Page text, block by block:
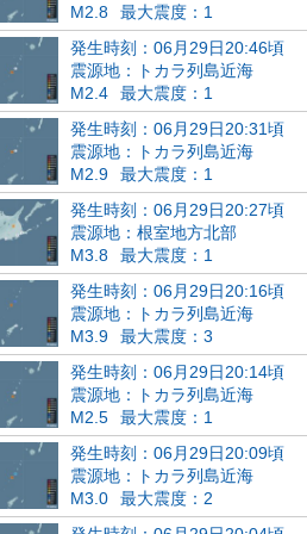
M2.8
最大震度：1
発生時刻：06月29日20:46頃
震源地：トカラ列島近海
M2.4
最大震度：1
発生時刻：06月29日20:31頃
震源地：トカラ列島近海
M2.9
最大震度：1
発生時刻：06月29日20:27頃
震源地：根室地方北部
M3.8
最大震度：1
発生時刻：06月29日20:16頃
震源地：トカラ列島近海
M3.9
最大震度：3
発生時刻：06月29日20:14頃
震源地：トカラ列島近海
M2.5
最大震度：1
発生時刻：06月29日20:09頃
震源地：トカラ列島近海
M3.0
最大震度：2